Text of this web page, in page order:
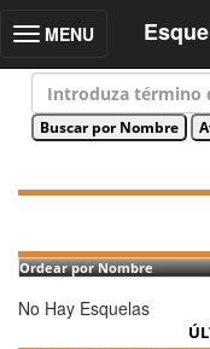
Toggle
MENU
Ordear por Nombre
No Hay Esquelas